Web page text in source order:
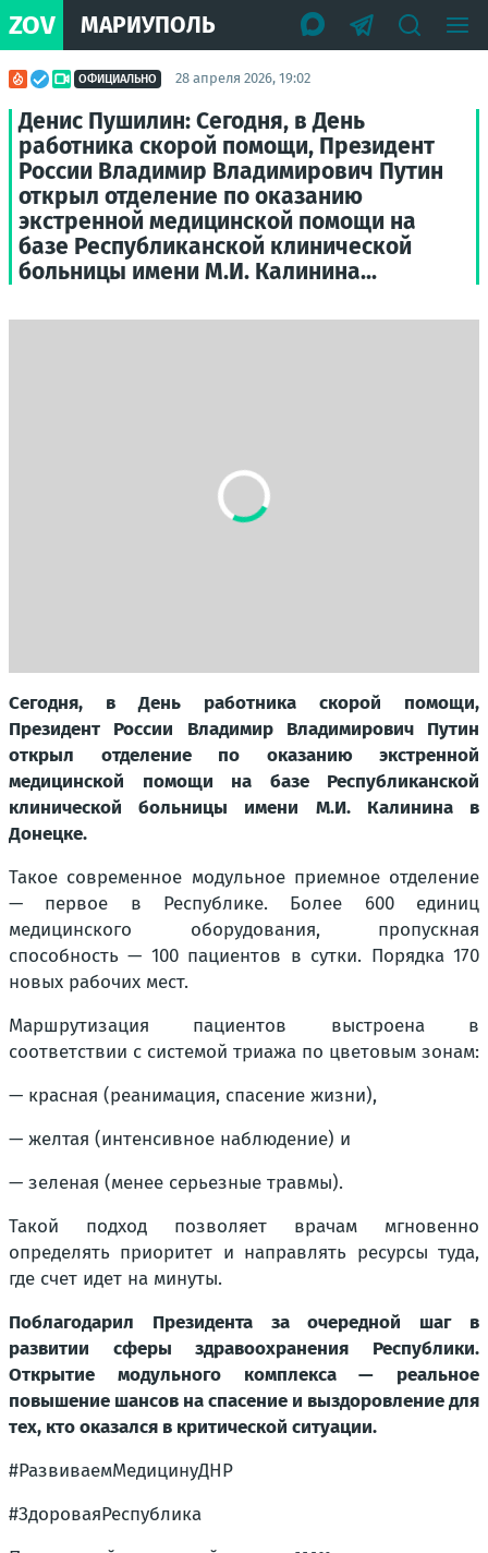
ZOV МАРИУПОЛЬ
ОФИЦИАЛЬНО 28 апреля 2026, 19:02
Денис Пушилин: Сегодня, в День
работника скорой помощи, Президент
России Владимир Владимирович Путин
открыл отделение по оказанию
экстренной медицинской помощи на
базе Республиканской клинической
больницы имени М.И. Калинина...
Сегодня, в День работника скорой помощи,
Президент России Владимир Владимирович Путин
открыл отделение по оказанию экстренной
медицинской помощи на базе Республиканской
клинической больницы имени М.И. Калинина в
Донецке.
Такое современное модульное приемное отделение
— первое в Республике. Более 600 единиц
медицинского оборудования, пропускная
способность — 100 пациентов в сутки. Порядка 170
новых рабочих мест.
Маршрутизация пациентов выстроена в
соответствии с системой триажа по цветовым зонам:
— красная (реанимация, спасение жизни),
— желтая (интенсивное наблюдение) и
— зеленая (менее серьезные травмы).
Такой подход позволяет врачам мгновенно
определять приоритет и направлять ресурсы туда,
где счет идет на минуты.
Поблагодарил Президента за очередной шаг в
развитии сферы здравоохранения Республики.
Открытие модульного комплекса — реальное
повышение шансов на спасение и выздоровление для
тех, кто оказался в критической ситуации.
#РазвиваемМедицинуДНР
#ЗдороваяРеспублика